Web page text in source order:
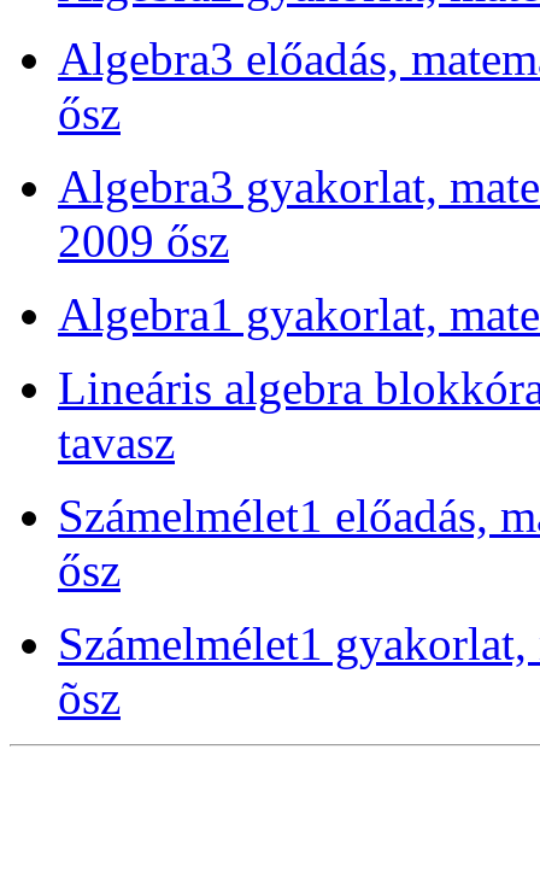
Algebra3 előadás,
ősz
Algebra3 gyakorlat,
2009 ősz
Algebra1 gyakorlat,
Lineáris algebra
tavasz
Számelmélet1 előadás,
ősz
Számelmélet1
õsz